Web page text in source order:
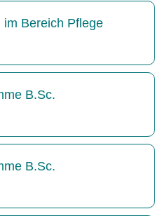
Bereich Pflege
B.Sc.
B.Sc.